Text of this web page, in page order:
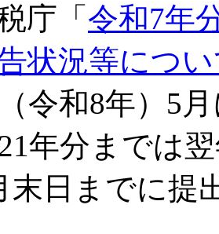
庁「 令和7年
状況等につ
令和8年）5
年分までは
末日までに提